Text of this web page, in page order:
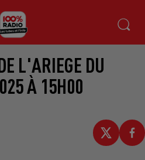
L'ARIEGE DU
À 15H00